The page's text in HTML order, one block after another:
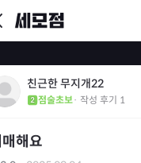
친근한 무지개22
점술초보· 작성 후기 1
해요